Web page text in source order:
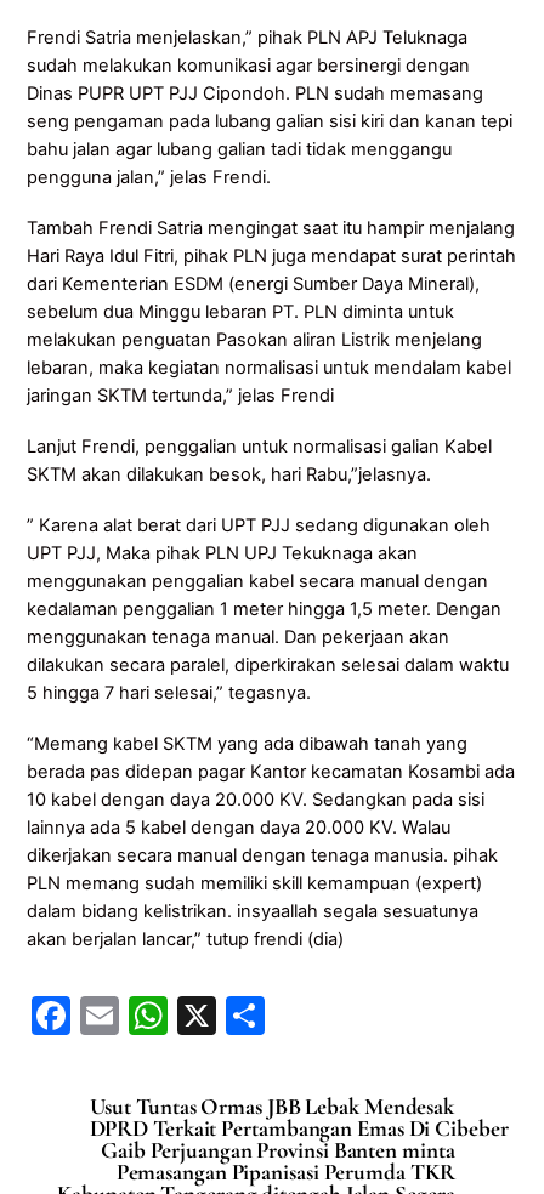
Frendi Satria menjelaskan,” pihak PLN APJ Teluknaga
sudah melakukan komunikasi agar bersinergi dengan
Dinas PUPR UPT PJJ Cipondoh. PLN sudah memasang
seng pengaman pada lubang galian sisi kiri dan kanan tepi
bahu jalan agar lubang galian tadi tidak menggangu
pengguna jalan,” jelas Frendi.
Tambah Frendi Satria mengingat saat itu hampir menjalang
Hari Raya Idul Fitri, pihak PLN juga mendapat surat perintah
dari Kementerian ESDM (energi Sumber Daya Mineral),
sebelum dua Minggu lebaran PT. PLN diminta untuk
melakukan penguatan Pasokan aliran Listrik menjelang
lebaran, maka kegiatan normalisasi untuk mendalam kabel
jaringan SKTM tertunda,” jelas Frendi
Lanjut Frendi, penggalian untuk normalisasi galian Kabel
SKTM akan dilakukan besok, hari Rabu,”jelasnya.
” Karena alat berat dari UPT PJJ sedang digunakan oleh
UPT PJJ, Maka pihak PLN UPJ Tekuknaga akan
menggunakan penggalian kabel secara manual dengan
kedalaman penggalian 1 meter hingga 1,5 meter. Dengan
menggunakan tenaga manual. Dan pekerjaan akan
dilakukan secara paralel, diperkirakan selesai dalam waktu
5 hingga 7 hari selesai,” tegasnya.
“Memang kabel SKTM yang ada dibawah tanah yang
berada pas didepan pagar Kantor kecamatan Kosambi ada
10 kabel dengan daya 20.000 KV. Sedangkan pada sisi
lainnya ada 5 kabel dengan daya 20.000 KV. Walau
dikerjakan secara manual dengan tenaga manusia. pihak
PLN memang sudah memiliki skill kemampuan (expert)
dalam bidang kelistrikan. insyaallah segala sesuatunya
akan berjalan lancar,” tutup frendi (dia)
F
c
e
E
ai
l
W
at
s
A
X
ar
e
Usut Tuntas Ormas JBB Lebak Mendesak
DPRD Terkait Pertambangan Emas Di Cibeber
Gaib Perjuangan Provinsi Banten minta
Pemasangan Pipanisasi Perumda TKR